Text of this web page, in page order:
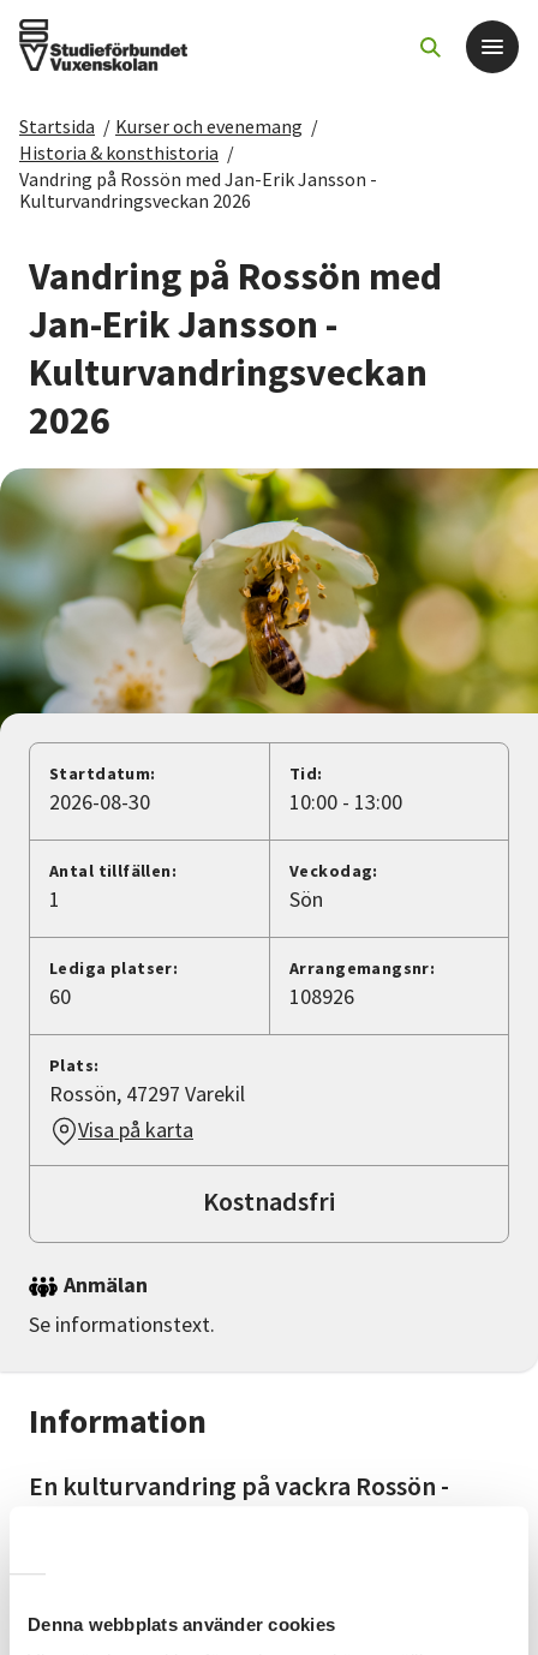
Denna webbplats använder cookies
Det här gör vi
För dig som
Sök kurser och evenemang
Om SV
Starta studiecirkel
Cirkelledare
Nyheter
Avdelningar
Lyssna
Startsida / Kurser och evenemang /
Historia & konsthistoria /
Vandring på Rossön med Jan-Erik Jansson -
Kulturvandringsveckan 2026
Vandring på Rossön med
Jan-Erik Jansson -
Kulturvandringsveckan
2026
Information
En kulturvandring på vackra Rossön -
antal parkeringsplatser, samåk gärna. Lätt vandring
Startdatum:
2026-08-30
Tid:
10:00 - 13:00
Antal tillfällen:
1
Veckodag:
Sön
Lediga platser:
60
Arrangemangsnr:
108926
Plats:
Rossön, 47297 Varekil
Visa på karta
Kostnadsfri
Anmälan
Se informationstext.